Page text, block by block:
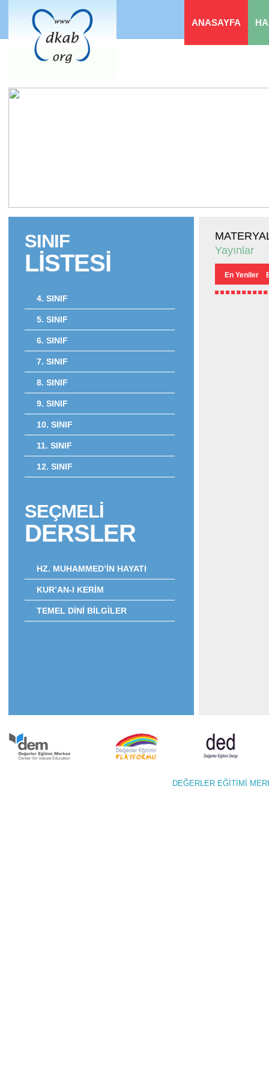
ANASAYFA
SINIF
LİSTESİ
4. SINIF
5. SINIF
6. SINIF
7. SINIF
8. SINIF
9. SINIF
10. SINIF
11. SINIF
12. SINIF
SEÇMELİ
DERSLER
HZ. MUHAMMED’İN HAYATI
KUR’AN-I KERİM
TEMEL DİNİ BİLGİLER
Yayınlar
En Yeniler
DEĞERLER EĞİTİMİ